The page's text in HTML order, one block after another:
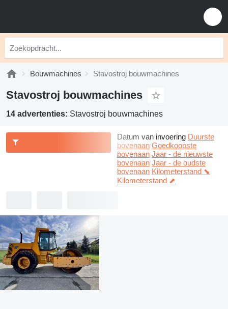
Bouwmachines Stavostroj bouwmachines
Stavostroj bouwmachines
14 advertenties: Stavostroj bouwmachines
Datum van invoering Duurste
bovenaan Goedkoopste
bovenaan Jaar - de nieuwste
bovenaan Jaar - de oudste
bovenaan Kilometerstand ⬊
Kilometerstand ⬈